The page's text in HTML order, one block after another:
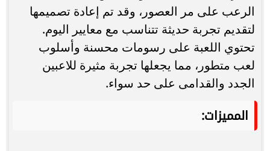
الرعب على مر العصور، وقد تم إعادة تصميمها
لتقديم تجربة حديثة تتناسب مع معايير اليوم.
تحتوي اللعبة على رسومات محسنة وأسلوب
لعب متطور، مما يجعلها تجربة مثيرة للاعبين
الجدد والقدامى على حد سواء.
المميزات: